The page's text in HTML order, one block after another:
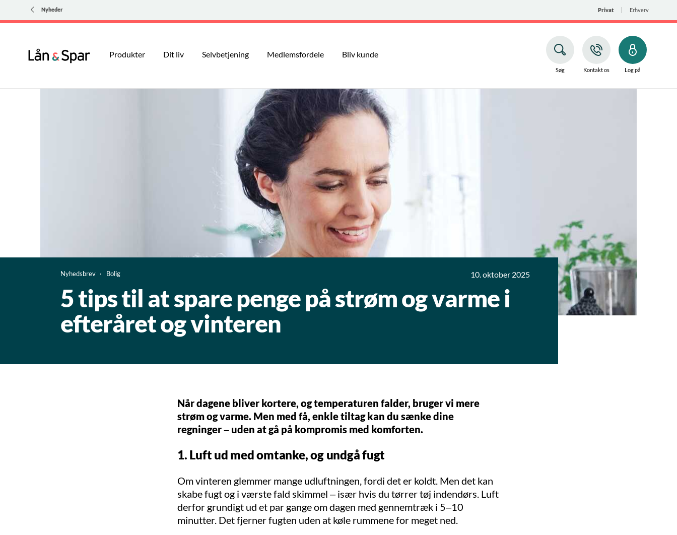
Nyheder Privat Erhverv
Produkter Dit liv Selvbetjening Medlemsfordele Bliv kunde
Søg Kontakt os Log på
Nyhedsbrev Bolig
5 tips til at spare penge på strøm og varme i
efteråret og vinteren
10. oktober 2025
Når dagene bliver kortere, og temperaturen falder, bruger vi mere
strøm og varme. Men med få, enkle tiltag kan du sænke dine
regninger – uden at gå på kompromis med komforten.
1. Luft ud med omtanke, og undgå fugt
Om vinteren glemmer mange udluftningen, fordi det er koldt. Men det kan
skabe fugt og i værste fald skimmel – især hvis du tørrer tøj indendørs. Luft
derfor grundigt ud et par gange om dagen med gennemtræk i 5–10
minutter. Det fjerner fugten uden at køle rummene for meget ned.